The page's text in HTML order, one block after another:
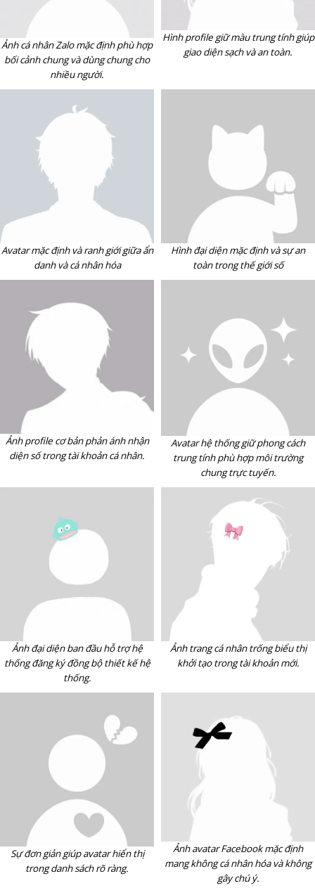
Ảnh cá nhân Zalo mặc định phù hợp
bối cảnh chung và dùng chung cho
nhiều người.
Hình profile giữ màu trung tính giúp
giao diện sạch và an toàn.
Avatar mặc định và ranh giới giữa ẩn
danh và cá nhân hóa
Hình đại diện mặc định và sự an
toàn trong thế giới số
Ảnh profile cơ bản phản ánh nhận
diện số trong tài khoản cá nhân.
Avatar hệ thống giữ phong cách
trung tính phù hợp môi trường
chung trực tuyến.
Ảnh đại diện ban đầu hỗ trợ hệ
thống đăng ký đồng bộ thiết kế hệ
thống.
Ảnh trang cá nhân trống biểu thị
khởi tạo trong tài khoản mới.
Sự đơn giản giúp avatar hiển thị
trong danh sách rõ ràng.
Ảnh avatar Facebook mặc định
mang không cá nhân hóa và không
gây chú ý.